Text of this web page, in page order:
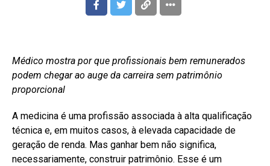
Médico mostra por que profissionais bem remunerados
podem chegar ao auge da carreira sem patrimônio
proporcional
A medicina é uma profissão associada à alta qualificação
técnica e, em muitos casos, à elevada capacidade de
geração de renda. Mas ganhar bem não significa,
necessariamente, construir patrimônio. Esse é um